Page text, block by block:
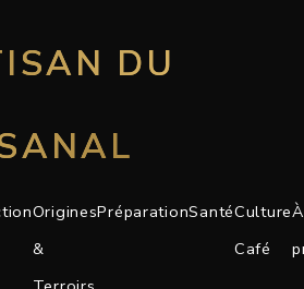
DU
Origines
&
PréparationSantéCulture
Café
À